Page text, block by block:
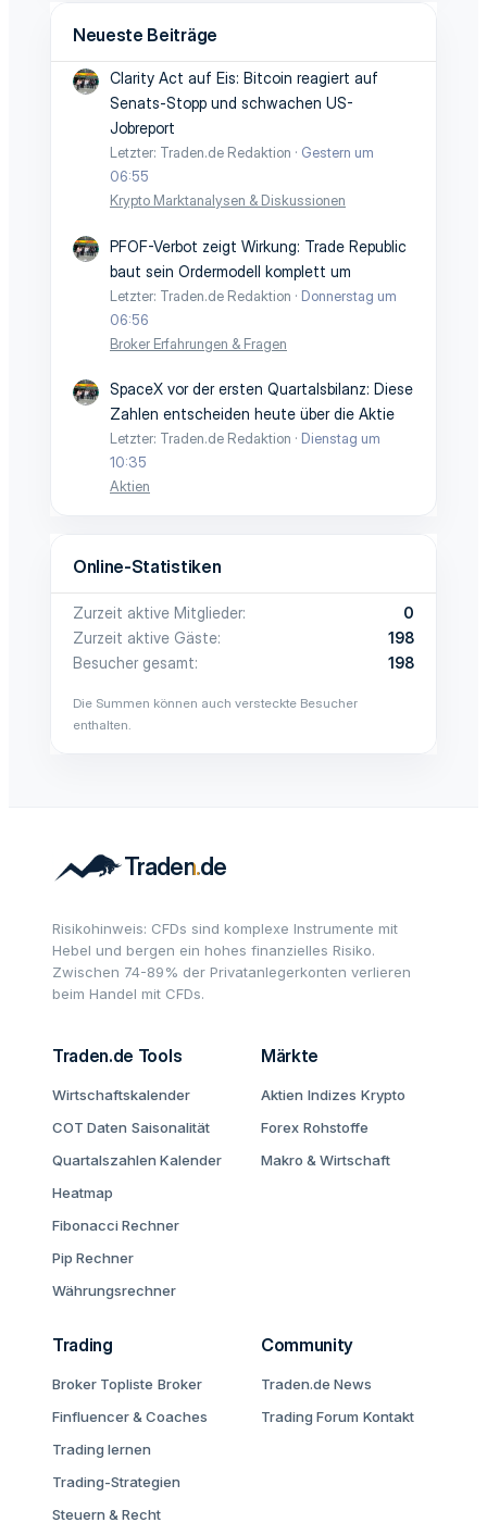
m
e
m
e
Neueste Beiträge
Clarity Act auf Eis: Bitcoin reagiert auf
Senats-Stopp und schwachen US-
Jobreport
Letzter: Traden.de Redaktion
Gestern um
06:55
Krypto Marktanalysen & Diskussionen
PFOF-Verbot zeigt Wirkung: Trade Republic
baut sein Ordermodell komplett um
Letzter: Traden.de Redaktion
Donnerstag um
06:56
Broker Erfahrungen & Fragen
SpaceX vor der ersten Quartalsbilanz: Diese
Zahlen entscheiden heute über die Aktie
Letzter: Traden.de Redaktion
Dienstag um
10:35
Aktien
Online-Statistiken
Zurzeit aktive Mitglieder
0
Zurzeit aktive Gäste
198
Besucher gesamt
198
Die Summen können auch versteckte Besucher
enthalten.
Risikohinweis: CFDs sind komplexe Instrumente mit
Hebel und bergen ein hohes finanzielles Risiko.
Zwischen 74-89% der Privatanlegerkonten verlieren
beim Handel mit CFDs.
Traden.de Tools
Wirtschaftskalender
COT Daten Saisonalität
Quartalszahlen Kalender
Heatmap
Fibonacci Rechner
Pip Rechner
Währungsrechner
Märkte
Aktien Indizes Krypto
Forex Rohstoffe
Makro & Wirtschaft
Trading
Broker Topliste Broker
Finfluencer & Coaches
Trading lernen
Trading-Strategien
Steuern & Recht
Community
Traden.de News
Trading Forum Kontakt